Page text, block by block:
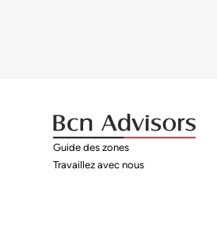
Guide des zones
Travaillez avec nous